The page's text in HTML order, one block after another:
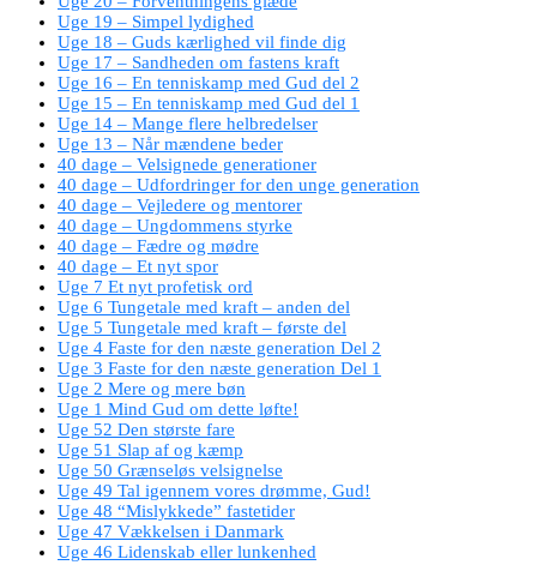
Uge 19 – Simpel lydighed
Uge 18 – Guds kærlighed vil finde dig
Uge 17 – Sandheden om fastens kraft
Uge 16 – En tenniskamp med Gud del 2
Uge 15 – En tenniskamp med Gud del 1
Uge 14 – Mange flere helbredelser
Uge 13 – Når mændene beder
40 dage – Velsignede generationer
40 dage – Udfordringer for den unge generation
40 dage – Vejledere og mentorer
40 dage – Ungdommens styrke
40 dage – Fædre og mødre
40 dage – Et nyt spor
Uge 7 Et nyt profetisk ord
Uge 6 Tungetale med kraft – anden del
Uge 5 Tungetale med kraft – første del
Uge 4 Faste for den næste generation Del 2
Uge 3 Faste for den næste generation Del 1
Uge 2 Mere og mere bøn
Uge 1 Mind Gud om dette løfte!
Uge 52 Den største fare
Uge 51 Slap af og kæmp
Uge 50 Grænseløs velsignelse
Uge 49 Tal igennem vores drømme, Gud!
Uge 48 “Mislykkede” fastetider
Uge 47 Vækkelsen i Danmark
Uge 46 Lidenskab eller lunkenhed